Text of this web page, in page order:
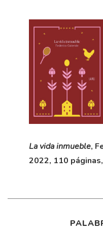
La vida inmueble,
2022, 110